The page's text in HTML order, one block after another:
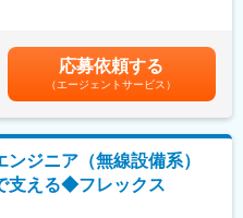
ことで、将来的にはリーダーや技
を支える高い技術力と豊富な実績
貢献しています。
度）
す。月給(月額)は固定手当を含めた
応募依頼する
（エージェントサービス）
ジニア（無線設備系）
支える◆フレックス